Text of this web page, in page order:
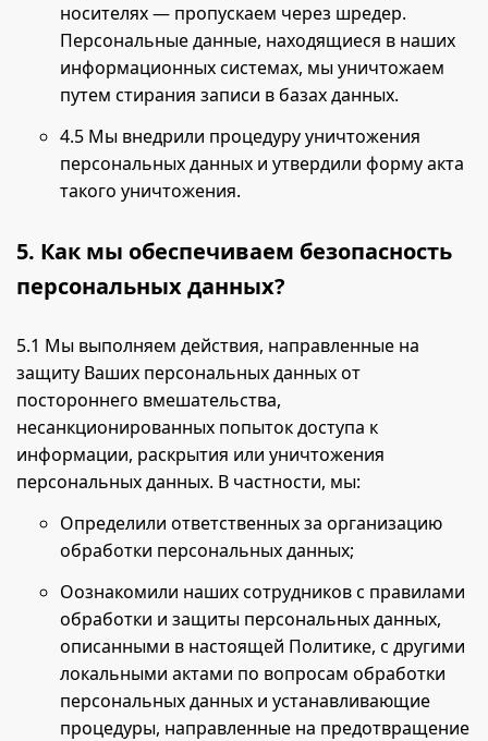
носителях — пропускаем через шредер.
Персональные данные, находящиеся в наших
информационных системах, мы уничтожаем
путем стирания записи в базах данных.
4.5 Мы внедрили процедуру уничтожения
персональных данных и утвердили форму акта
такого уничтожения.
5. Как мы обеспечиваем безопасность
персональных данных?
5.1 Мы выполняем действия, направленные на
защиту Ваших персональных данных от
постороннего вмешательства,
несанкционированных попыток доступа к
информации, раскрытия или уничтожения
персональных данных. В частности, мы:
Определили ответственных за организацию
обработки персональных данных;
Оознакомили наших сотрудников с правилами
обработки и защиты персональных данных,
описанными в настоящей Политике, с другими
локальными актами по вопросам обработки
персональных данных и устанавливающие
процедуры, направленные на предотвращение